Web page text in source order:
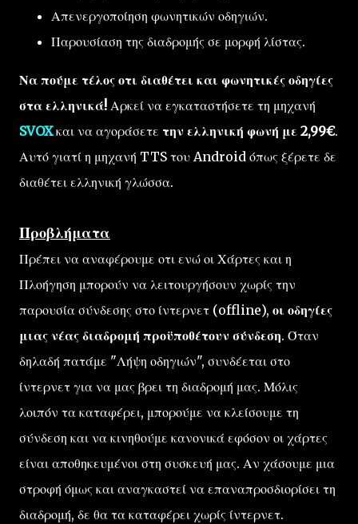
Απενεργοποίηση φωνητικών οδηγιών.
Παρουσίαση της διαδρομής σε μορφή λίστας.
Να πούμε τέλος οτι διαθέτει και φωνητικές οδηγίες
στα ελληνικά! Αρκεί να εγκαταστήσετε τη μηχανή
SVOXκαι να αγοράσετε την ελληνική φωνή με 2,99€.
Αυτό γιατί η μηχανή TTS του Android όπως ξέρετε δε
διαθέτει ελληνική γλώσσα.
Προβλήματα
Πρέπει να αναφέρουμε οτι ενώ οι Χάρτες και η
Πλοήγηση μπορούν να λειτουργήσουν χωρίς την
παρουσία σύνδεσης στο ίντερνετ (offline), οι οδηγίες
μιας νέας διαδρομή προϋποθέτουν σύνδεση. Όταν
δηλαδή πατάμε "Λήψη οδηγιών", συνδέεται στο
ίντερνετ για να μας βρει τη διαδρομή μας. Μόλις
λοιπόν τα καταφέρει, μπορούμε να κλείσουμε τη
σύνδεση και να κινηθούμε κανονικά εφόσον οι χάρτες
είναι αποθηκευμένοι στη συσκευή μας. Αν χάσουμε μια
στροφή όμως και αναγκαστεί να επαναπροσδιορίσει τη
διαδρομή, δε θα τα καταφέρει χωρίς ίντερνετ.